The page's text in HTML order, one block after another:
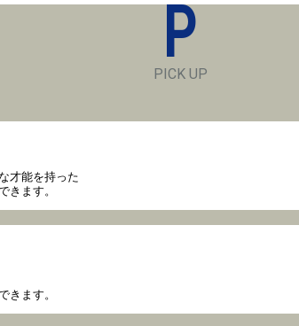
P
PICK UP
才能を持った
きます。
きます。